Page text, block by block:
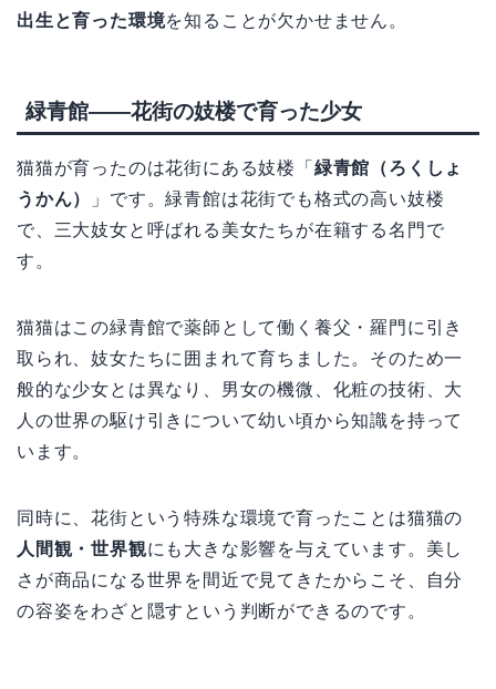
出生と育った環境を知ることが欠かせません。
緑青館——花街の妓楼で育った少女
猫猫が育ったのは花街にある妓楼「 緑青館（ろくしょ
うかん）
」です。緑青館は花街でも格式の高い妓楼
で、三大妓女と呼ばれる美女たちが在籍する名門で
す。
猫猫はこの緑青館で薬師として働く養父・羅門に引き
取られ、妓女たちに囲まれて育ちました。そのため一
般的な少女とは異なり、男女の機微、化粧の技術、大
人の世界の駆け引きについて幼い頃から知識を持って
います。
同時に、花街という特殊な環境で育ったことは猫猫の
人間観・世界観にも大きな影響を与えています。美し
さが商品になる世界を間近で見てきたからこそ、自分
の容姿をわざと隠すという判断ができるのです。